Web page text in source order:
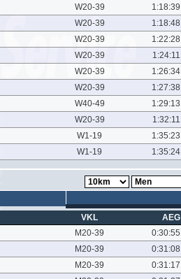
W20-39 1:18:39
W20-39 1:18:48
W20-39 1:22:28
W20-39 1:24:11
W20-39 1:26:34
W20-39 1:27:38
W40-49 1:29:13
W20-39 1:32:11
W1-19 1:35:23
W1-19 1:35:24
VKL AEG
M20-39 0:30:55
M20-39 0:31:08
M20-39 0:31:17